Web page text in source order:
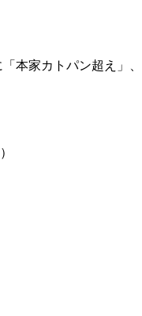
本家カトパン超え」、